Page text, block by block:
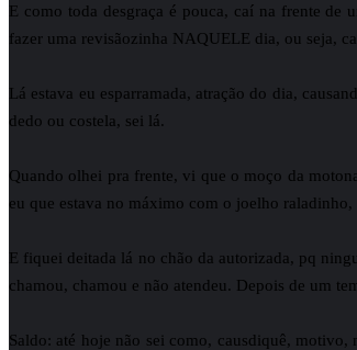
E como toda desgraça é pouca, caí na frente de
fazer uma revisãozinha NAQUELE dia, ou seja,
Lá estava eu esparramada, atração do dia,
dedo ou costela, sei lá.
Quando olhei pra frente, vi que o moço da
eu que estava no máximo com o joelho
E fiquei deitada lá no chão da autorizada, pq
chamou, chamou e não atendeu. Depois de um
Saldo: até hoje não sei como, causdiquê,